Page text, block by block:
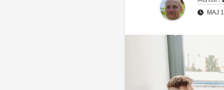
MAJ